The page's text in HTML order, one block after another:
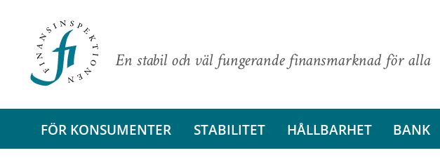
En stabil och väl fungerande finansmarknad för alla
FÖR KONSUMENTER STABILITET HÅLLBARHET BANK